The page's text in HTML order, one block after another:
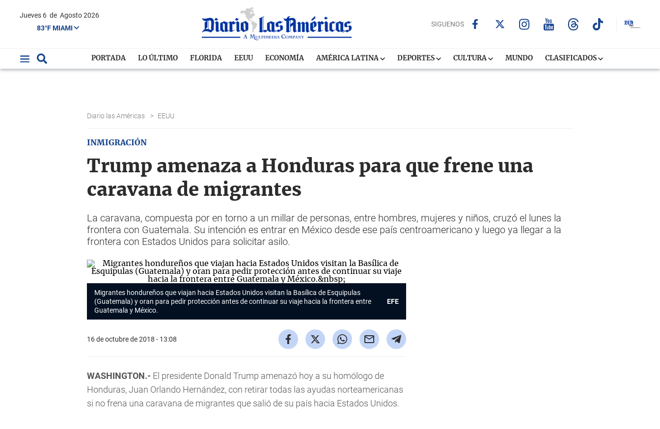
Jueves 6 de Agosto 2026
83°F MIAMI
SIGUENOS
PORTADA LO ÚLTIMO FLORIDA EEUU ECONOMÍA AMÉRICA LATINA DEPORTES CULTURA MUNDO CLASIFICADOS
Diario las Américas > EEUU
INMIGRACIÓN
Trump amenaza a Honduras para que frene una
caravana de migrantes
La caravana, compuesta por en torno a un millar de personas, entre hombres, mujeres y niños, cruzó el lunes la
frontera con Guatemala. Su intención es entrar en México desde ese país centroamericano y luego ya llegar a la
frontera con Estados Unidos para solicitar asilo.
Migrantes hondureños que viajan hacia Estados Unidos visitan la Basílica de Esquipulas
(Guatemala) y oran para pedir protección antes de continuar su viaje hacia la frontera entre
Guatemala y México.
EFE
16 de octubre de 2018 - 13:08
WASHINGTON.- El presidente Donald Trump amenazó hoy a su homólogo de
Honduras, Juan Orlando Hernández, con retirar todas las ayudas norteamericanas
si no frena una caravana de migrantes que salió de su país hacia Estados Unidos.